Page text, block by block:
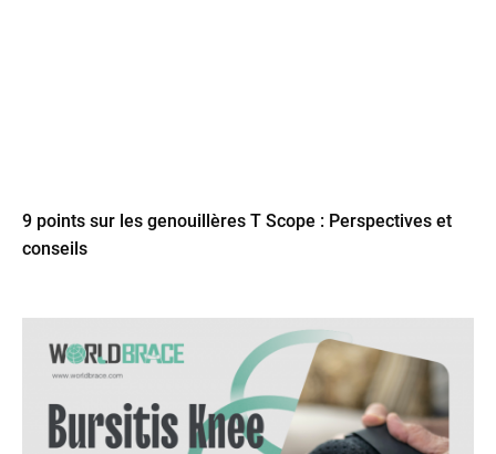
9 points sur les genouillères T Scope : Perspectives et
conseils